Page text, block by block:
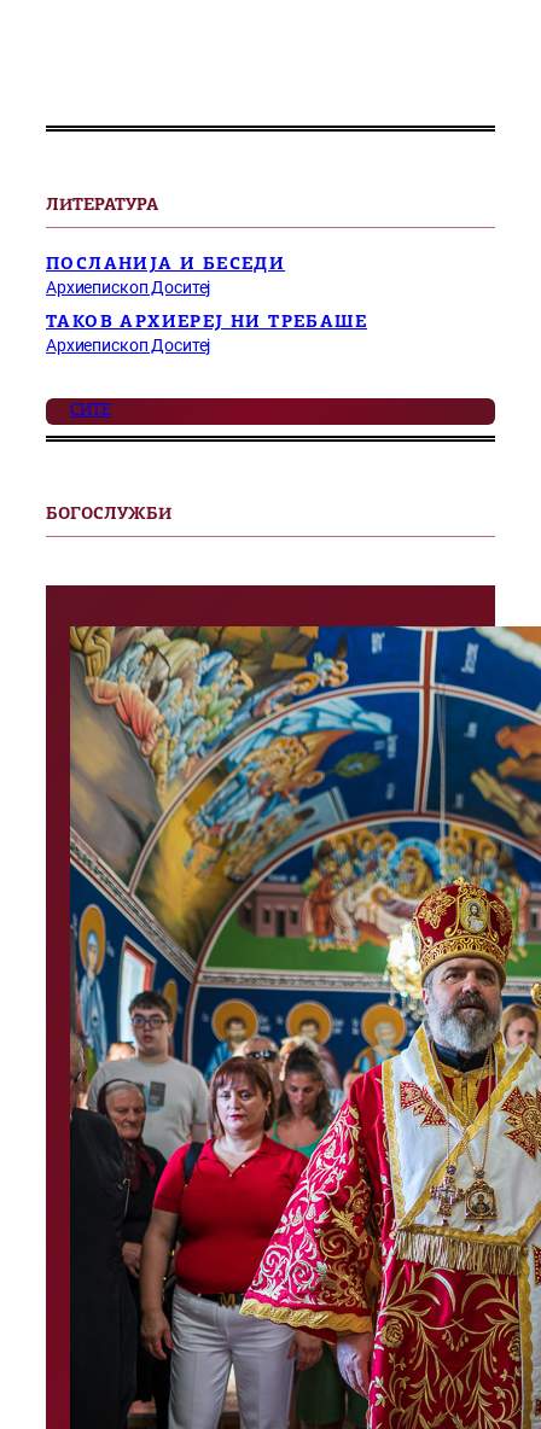
ЛИТЕРАТУРА
ПОСЛАНИЈА И БЕСЕДИ
Архиепископ Доситеј
ТАКОВ АРХИЕРЕЈ НИ ТРЕБАШЕ
Архиепископ Доситеј
СИТЕ
БОГОСЛУЖБИ